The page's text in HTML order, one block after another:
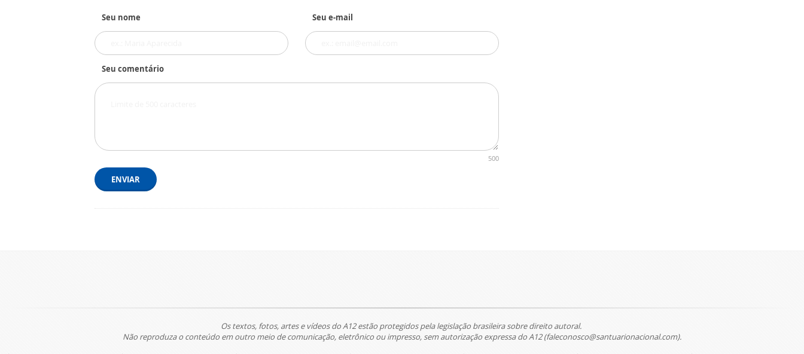
Seu nome Seu e-mail
Seu comentário
500
ENVIAR
Os textos, fotos, artes e vídeos do A12 estão protegidos pela legislação brasileira sobre direito autoral.
Não reproduza o conteúdo em outro meio de comunicação, eletrônico ou impresso, sem autorização expressa do A12 (faleconosco@santuarionacional.com).